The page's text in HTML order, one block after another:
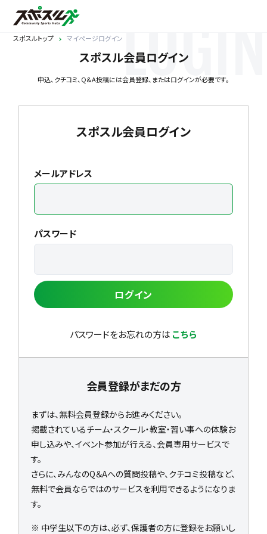
スポスルトップ マイページログイン
スポスル会員ログイン
申込、クチコミ、Q&A投稿には会員登録、またはログインが必要です。
LOGIN
スポスル会員ログイン
メールアドレス
パスワード
ログイン
パスワードをお忘れの方は こちら
会員登録がまだの方
まずは、無料会員登録からお進みください。
掲載されているチーム・スクール・教室・習い事への体験お
申し込みや、イベント参加が行える、会員専用サービスで
す。
さらに、みんなのQ＆Aへの質問投稿や、クチコミ投稿など、
無料で会員ならではのサービスを利用できるようになりま
す。
※ 中学生以下の方は、必ず、保護者の方に登録をお願いし